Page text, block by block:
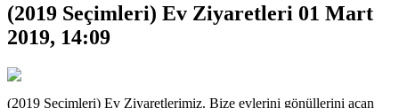
(2019 Seçimleri) Ev Ziyaretleri 01 Mart
2019, 14:09
(2019 Seçimleri) Ev Ziyaretlerimiz. Bize evlerini gönüllerini açan